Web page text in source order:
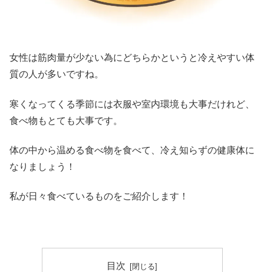
女性は筋肉量が少ない為にどちらかというと冷えやすい体
質の人が多いですね。
寒くなってくる季節には衣服や室内環境も大事だけれど、
食べ物もとても大事です。
体の中から温める食べ物を食べて、冷え知らずの健康体に
なりましょう！
私が日々食べているものをご紹介します！
目次